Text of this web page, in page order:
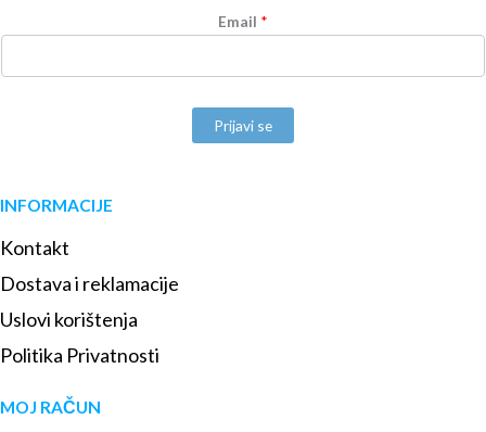
Email *
Prijavi se
INFORMACIJE
Kontakt
Dostava i reklamacije
Uslovi korištenja
Politika Privatnosti
MOJ RAČUN